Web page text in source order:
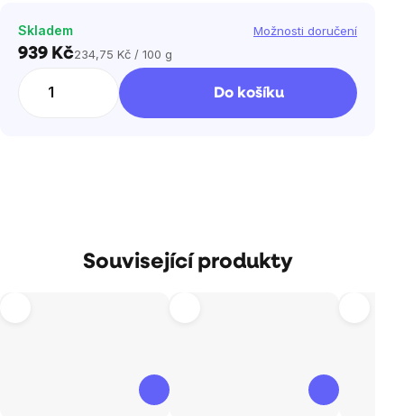
Skladem Možnosti doručení
939 KčMěrná
234,75 Kč / 100 g
Do košíku
Související produkty